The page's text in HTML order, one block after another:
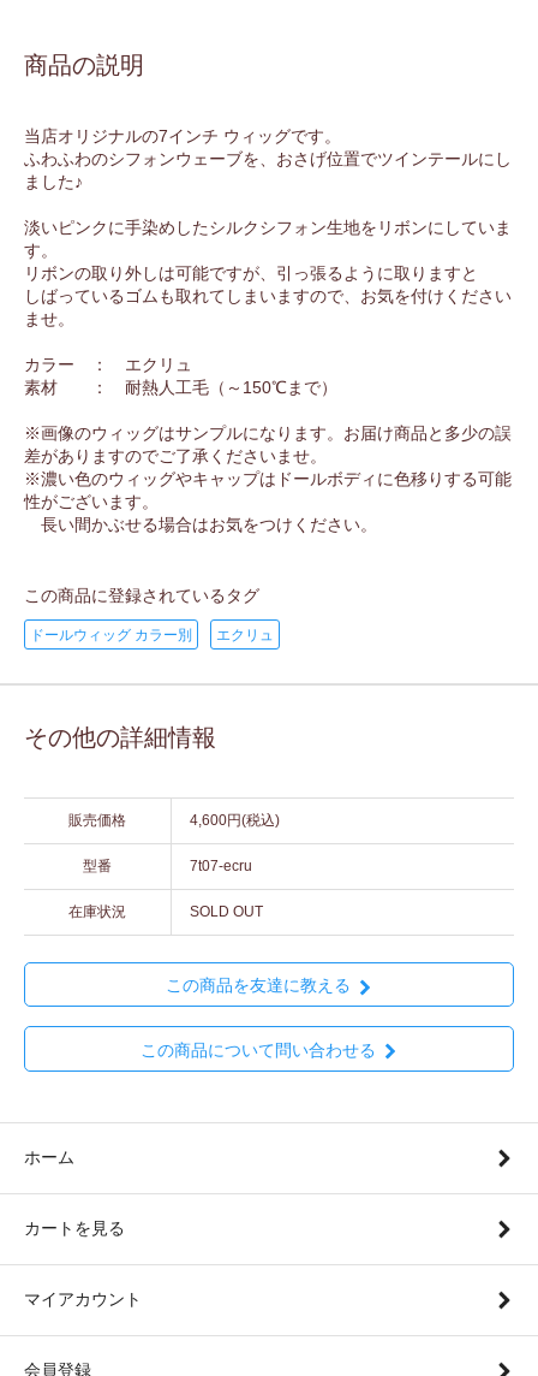
商品の説明
当店オリジナルの7インチ ウィッグです。
ふわふわのシフォンウェーブを、おさげ位置でツインテールにし
ました♪
淡いピンクに手染めしたシルクシフォン生地をリボンにしていま
す。
リボンの取り外しは可能ですが、引っ張るように取りますと
しばっているゴムも取れてしまいますので、お気を付けください
ませ。
カラー ： エクリュ
素材 ： 耐熱人工毛（～150℃まで）
※画像のウィッグはサンプルになります。お届け商品と多少の誤
差がありますのでご了承くださいませ。
※濃い色のウィッグやキャップはドールボディに色移りする可能
性がございます。
長い間かぶせる場合はお気をつけください。
この商品に登録されているタグ
ドールウィッグ カラー別 エクリュ
その他の詳細情報
販売価格 4,600円(税込)
型番 7t07-ecru
在庫状況 SOLD OUT
この商品を友達に教える
この商品について問い合わせる
ホーム
カートを見る
マイアカウント
会員登録